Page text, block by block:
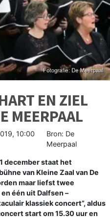
EN ZIEL
MEERPAAL
10:00
Bron: De
Meerpaal
december staat het
van Kleine Zaal van De
maar liefst twee
één uit Dalfsen –
klassiek concert”, aldus
start om 15.30 uur en